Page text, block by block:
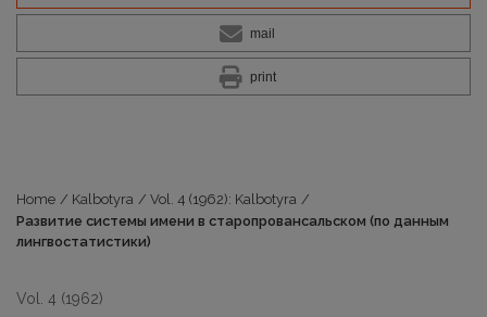
mail
print
Home / Kalbotyra / Vol. 4 (1962): Kalbotyra /
Развитие системы имени в старопровансальском (по данным
лингвостатистики)
Vol. 4 (1962)